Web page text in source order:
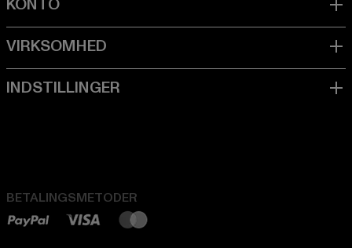
BETALINGSMETODER